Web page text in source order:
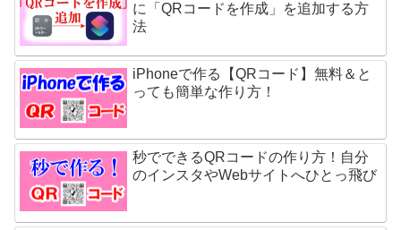
に「QRコードを作成」を追加する方
法
iPhoneで作る【QRコード】無料＆と
っても簡単な作り方！
秒でできるQRコードの作り方！自分
のインスタやWebサイトへひとっ飛び